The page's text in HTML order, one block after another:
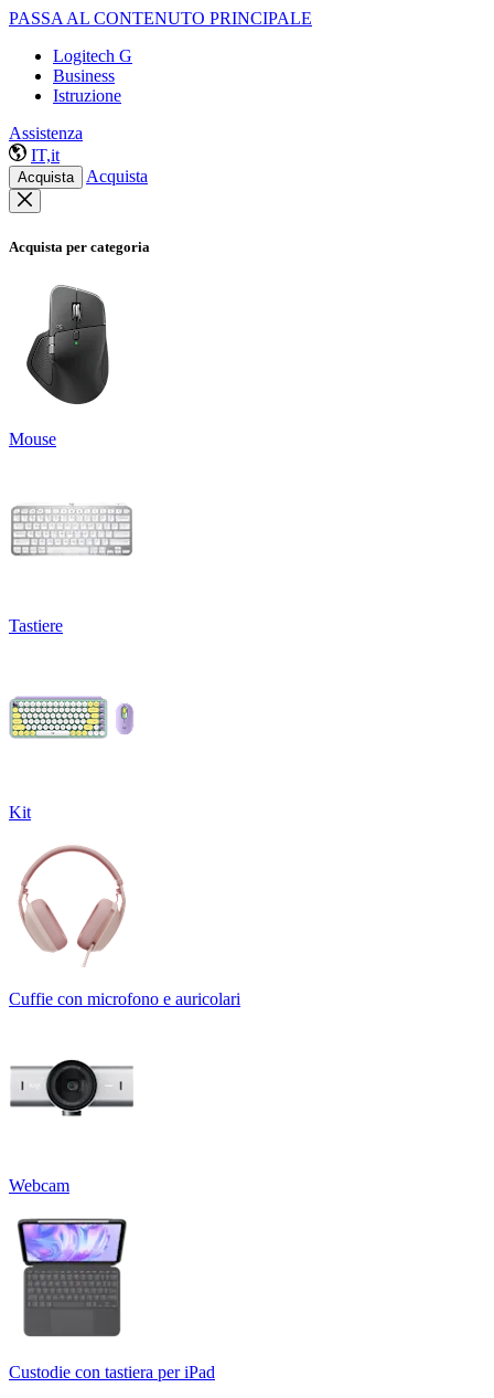
PASSA AL CONTENUTO PRINCIPALE
Logitech G
Business
Istruzione
Assistenza
IT,it
Acquista Acquista
Acquista per categoria
Mouse
Tastiere
Kit
Cuffie con microfono e auricolari
Webcam
Custodie con tastiera per iPad